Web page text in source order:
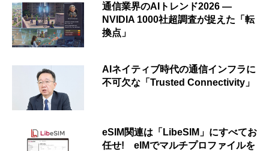
通信業界のAIトレンド2026 ―
NVIDIA 1000社超調査が捉えた「転
換点」
AIネイティブ時代の通信インフラに
不可欠な「Trusted Connectivity」
eSIM関連は「LibeSIM」にすべてお
任せ! eIMでマルチプロファイルを